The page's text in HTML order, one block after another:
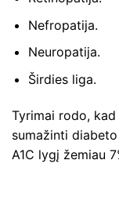
Nefropatija.
Neuropatija.
Širdies liga.
Tyrimai rodo,
sumažinti
A1C lygį žemiau